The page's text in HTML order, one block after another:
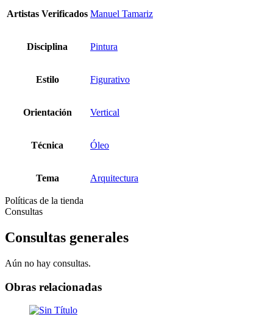
Artistas Verificados Manuel Tamariz
Disciplina Pintura
Estilo Figurativo
Orientación Vertical
Técnica Óleo
Tema Arquitectura
Políticas de la tienda
Consultas
Consultas generales
Aún no hay consultas.
Obras relacionadas